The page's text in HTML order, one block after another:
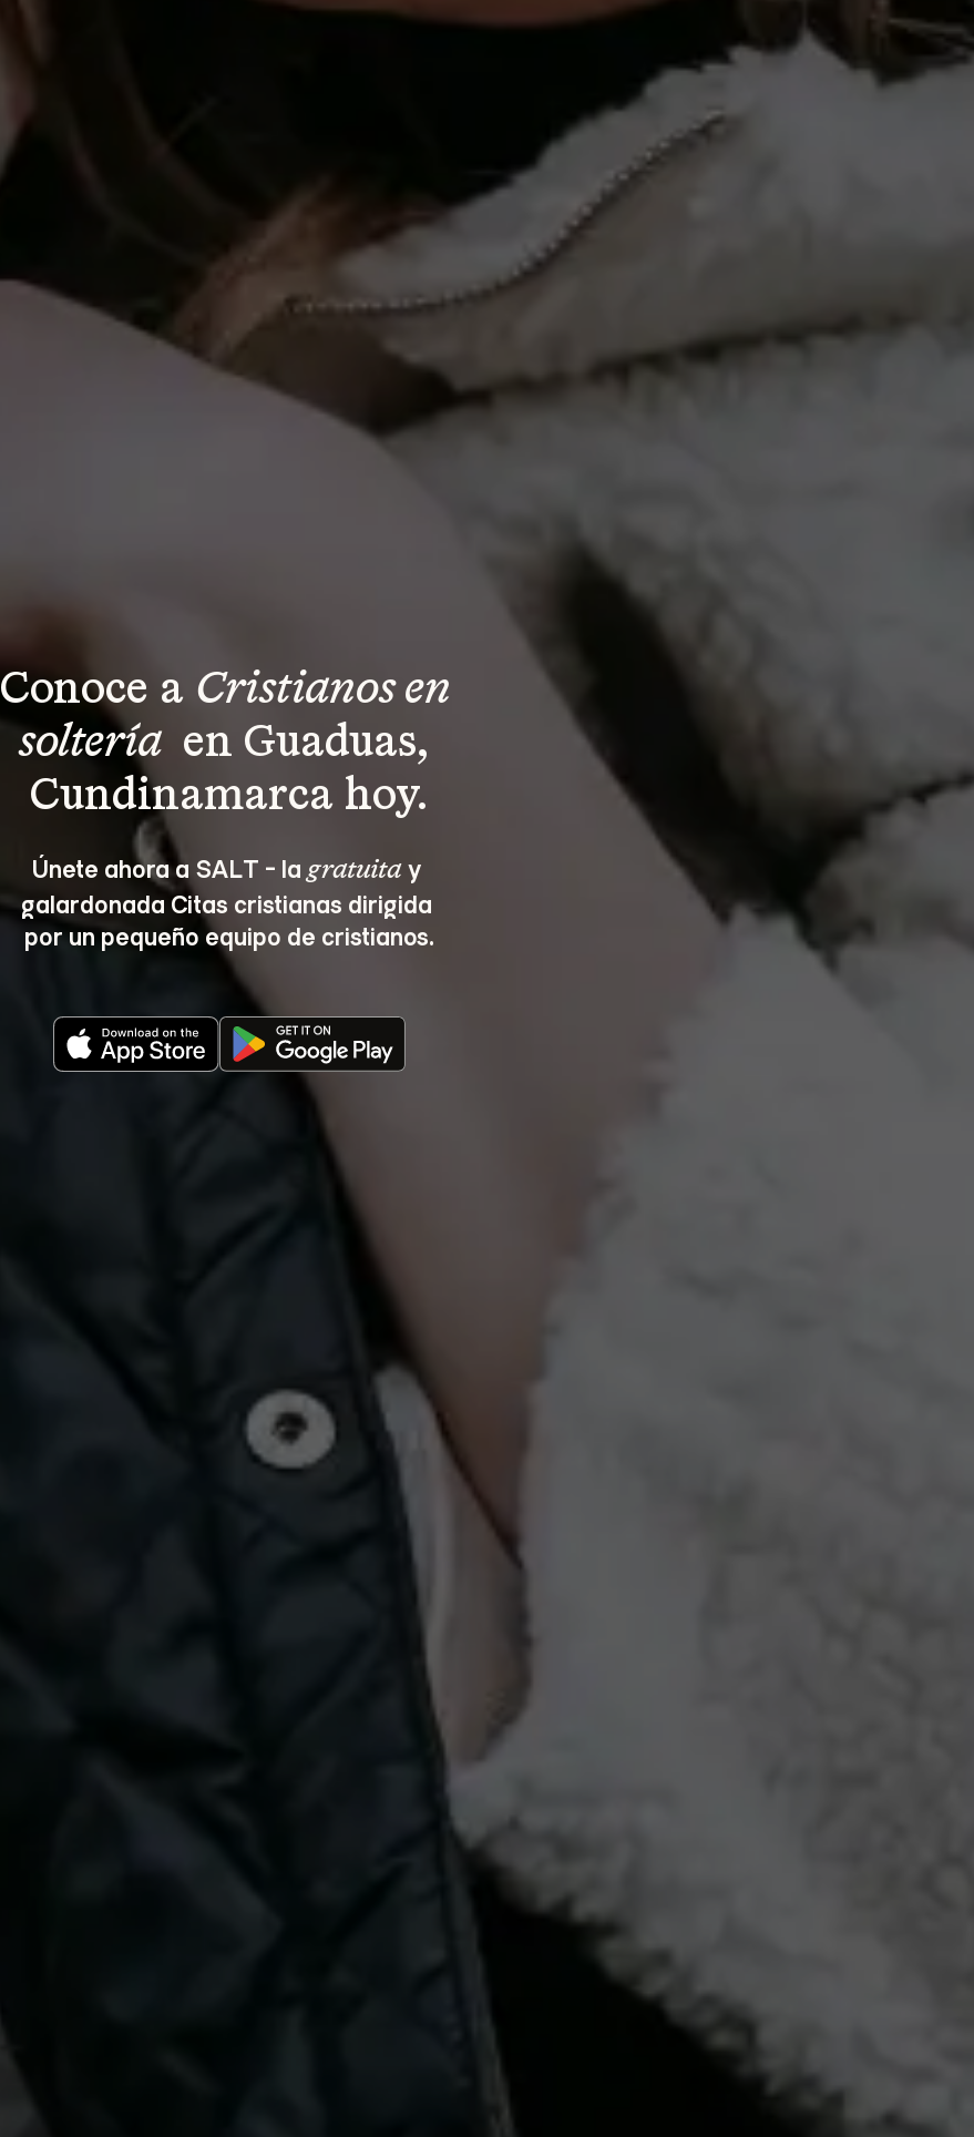
Conoce a Cristianos en
soltería en Guaduas,
Cundinamarca hoy.
Únete ahora a SALT - la gratuita y
galardonada Citas cristianas dirigida
por un pequeño equipo de cristianos.